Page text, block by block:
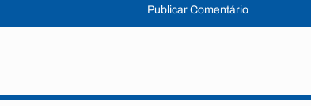
Publicar Comentário